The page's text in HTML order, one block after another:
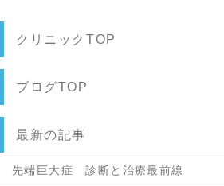
クリニックTOP
ブログTOP
最新の記事
先端巨大症 診断と治療最前線